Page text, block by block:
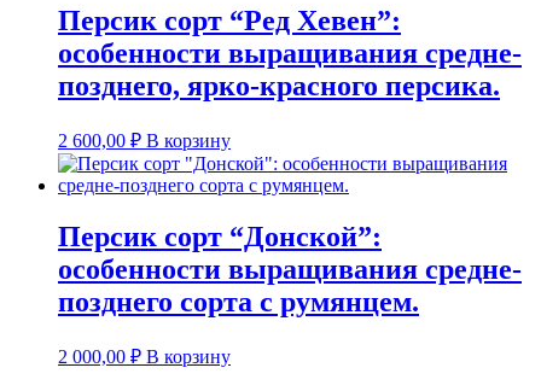
Персик сорт “Ред Хевен”:
особенности выращивания средне-
позднего, ярко-красного персика.
2 600,00 ₽ В корзину
Персик сорт “Донской”:
особенности выращивания средне-
позднего сорта с румянцем.
2 000,00 ₽ В корзину